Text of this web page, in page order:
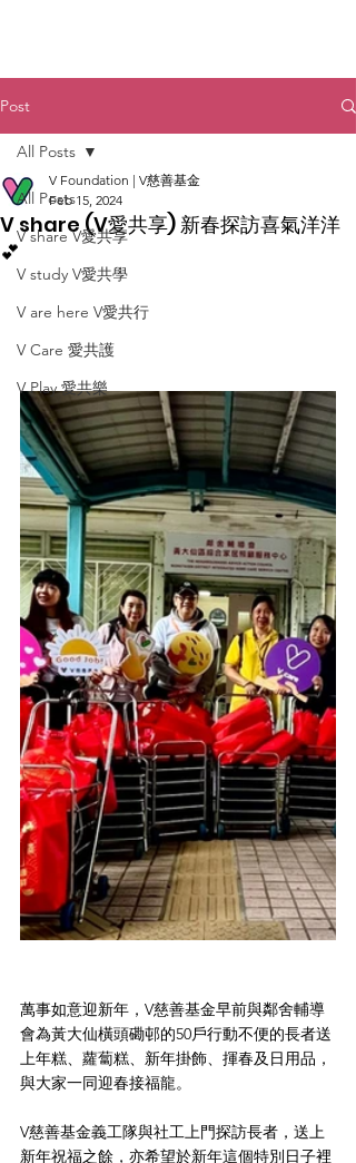
Post
All Posts
V share V愛共享
V study V愛共學
V are here V愛共行
V Care 愛共護
V Play 愛共樂
All Posts
V share (V愛共享) 新春探訪喜氣洋洋
💕
V Foundation | V慈善基金
Feb 15, 2024
萬事如意迎新年，V慈善基金早前與鄰舍輔導
會為黃大仙橫頭磡邨的50戶行動不便的長者送
上年糕、蘿蔔糕、新年掛飾、揮春及日用品，
與大家一同迎春接福龍。
V慈善基金義工隊與社工上門探訪長者，送上
新年祝福之餘，亦希望於新年這個特別日子裡